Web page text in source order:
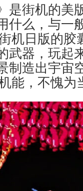
是街机的美
什么，与一
机日版的胶
武器，玩起
制造出宇宙
能，不愧为